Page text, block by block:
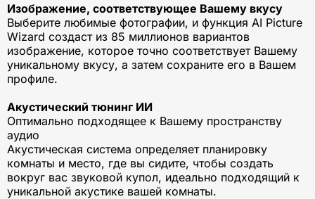
Изображение, соответствующее Вашему вкусу
Выберите любимые фотографии, и функция AI Picture
Wizard создаст из 85 миллионов вариантов
изображение, которое точно соответствует Вашему
уникальному вкусу, а затем сохраните его в Вашем
профиле.
Акустический тюнинг ИИ
Оптимально подходящее к Вашему пространству
аудио
Акустическая система определяет планировку
комнаты и место, где вы сидите, чтобы создать
вокруг вас звуковой купол, идеально подходящий к
уникальной акустике вашей комнаты.